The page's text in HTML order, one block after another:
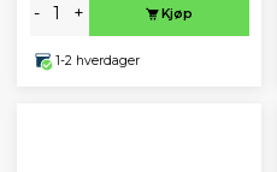
- + Kjøp
1-2 hverdager